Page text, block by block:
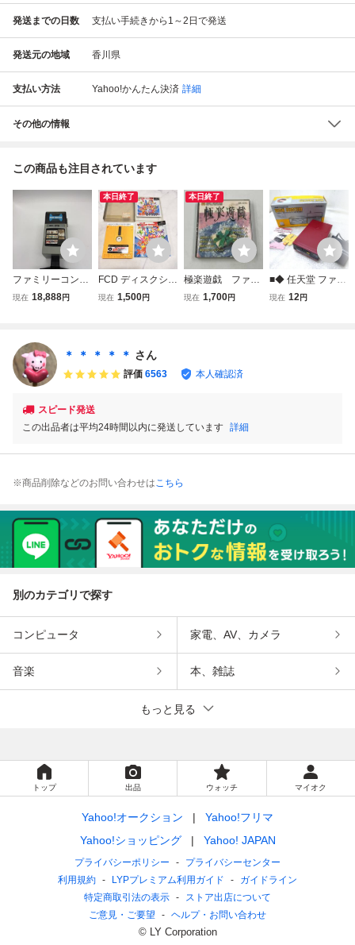
発送までの日数 支払い手続きから1～2日で発送
発送元の地域 香川県
支払い方法 Yahoo!かんたん決済 詳細
その他の情報
この商品も注目されています
ファミリーコンピ
ューター ディスク
現在 18,888円
本日終了
FCD ディスクシス
テム スーパーロー
パズル レトロゲー
段②
現在 1,500円
本日終了
極楽遊戯 ファミ
リーコンピュータ
現在 1,700円
■◆ 任天堂 ファミ
リーコンピュータ
現在 12円
＊ ＊ ＊ ＊ ＊ さん
評価 6563 本人確認済
スピード発送
この出品者は平均24時間以内に発送しています 詳細
※商品削除などのお問い合わせはこちら
別のカテゴリで探す
コンピュータ 家電、AV、カメラ
音楽 本、雑誌
もっと見る
トップ 出品 ウォッチ マイオク
Yahoo!オークション
Yahoo!フリマ
Yahoo!ショッピング
Yahoo! JAPAN
プライバシーポリシー
プライバシーセンター
利用規約
LYPプレミアム利用ガイド
ガイドライン
特定商取引法の表示
ストア出店について
ご意見・ご要望
ヘルプ・お問い合わせ
© LY Corporation